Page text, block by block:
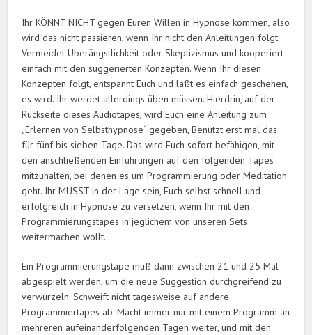
Ihr KÖNNT NICHT gegen Euren Willen in Hypnose kommen, also
wird das nicht passieren, wenn Ihr nicht den Anleitungen folgt.
Vermeidet Überängstlichkeit oder Skeptizismus und kooperiert
einfach mit den suggerierten Konzepten. Wenn Ihr diesen
Konzepten folgt, entspannt Euch und laßt es einfach geschehen,
es wird. Ihr werdet allerdings üben müssen. Hierdrin, auf der
Rückseite dieses Audiotapes, wird Euch eine Anleitung zum
„Erlernen von Selbsthypnose“ gegeben, Benutzt erst mal das
für fünf bis sieben Tage. Das wird Euch sofort befähigen, mit
den anschließenden Einführungen auf den folgenden Tapes
mitzuhalten, bei denen es um Programmierung oder Meditation
geht. Ihr MÜSST in der Lage sein, Euch selbst schnell und
erfolgreich in Hypnose zu versetzen, wenn Ihr mit den
Programmierungstapes in jeglichem von unseren Sets
weitermachen wollt.
Ein Programmierungstape muß dann zwischen 21 und 25 Mal
abgespielt werden, um die neue Suggestion durchgreifend zu
verwurzeln. Schweift nicht tagesweise auf andere
Programmiertapes ab. Macht immer nur mit einem Programm an
mehreren aufeinanderfolgenden Tagen weiter, und mit den